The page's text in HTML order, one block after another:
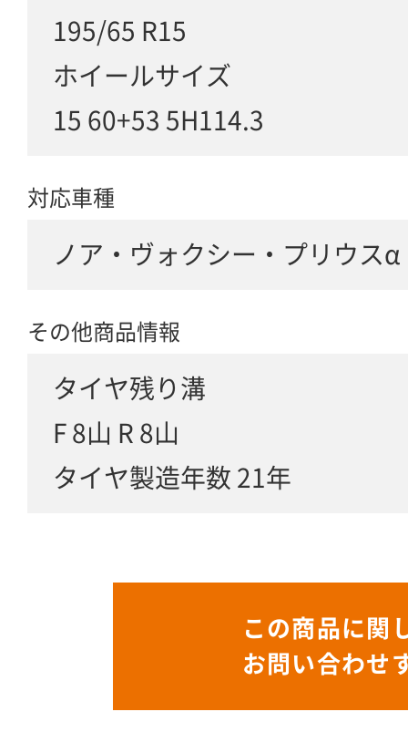
195/65 R15
ホイールサイズ
15 60+53 5H114.3
対応車種
ノア・ヴォクシー・プリウス
その他商品情報
タイヤ残り溝
F 8山 R 8山
タイヤ製造年数 21年
この商品に関
お問い合わせ